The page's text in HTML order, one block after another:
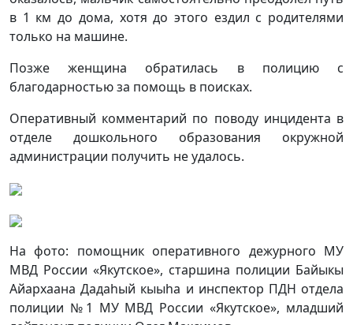
в 1 км до дома, хотя до этого ездил с родителями
только на машине.
Позже женщина обратилась в полицию с
благодарностью за помощь в поисках.
Оперативный комментарий по поводу инцидента в
отделе дошкольного образования окружной
администрации получить не удалось.
На фото: помощник оперативного дежурного МУ
МВД России «Якутское», старшина полиции Байыкы
Айархаана Дадаhый кыыhа и инспектор ПДН отдела
полиции №1 МУ МВД России «Якутское», младший